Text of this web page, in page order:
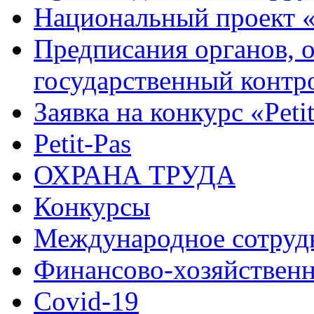
Национальный проект
Предписания органов,
государственный
Заявка на конкурс
Petit-Pas
ОХРАНА ТРУДА
Конкурсы
Международное
Финансово-
Covid-19